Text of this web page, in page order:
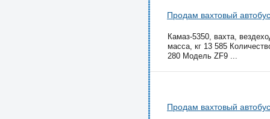
Продам вахтовый
Камаз-5350, вахта,
масса, кг 13 585
280 Модель ZF9 ...
Продам вахтовый